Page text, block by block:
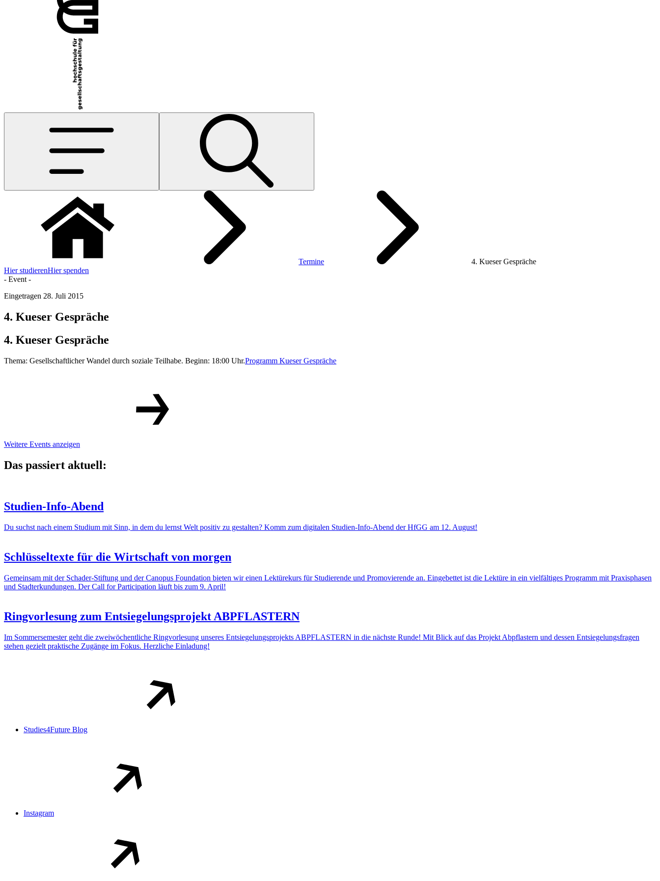
Termine
4. Kueser Gespräche
Hier studierenHier spenden
- Event -
Eingetragen 28. Juli 2015
4. Kueser Gespräche
4. Kueser Gespräche
Thema: Gesellschaftlicher Wan­del durch soziale Teil­habe. Beginn: 18:00 Uhr.Pro­gramm Kueser Gespräche
Weitere Events anzeigen
Das passiert aktuell:
Studien-Info-Abend
Du suchst nach einem Studium mit Sinn, in dem du lernst Welt positiv zu gestalten? Komm zum digitalen Studien-Info-Abend der HfGG am 12. August!
Schlüsseltexte für die Wirtschaft von morgen
Gemeinsam mit der Schader-Stiftung und der Canopus Foundation bieten wir einen Lektürekurs für Studierende und Promovierende an. Eingebettet ist die Lektüre in ein vielfältiges Programm mit Praxisphasen
und Stadterkundungen. Der Call for Participation läuft bis zum 9. April!
Ringvorlesung zum Entsiegelungsprojekt ABPFLASTERN
Im Sommersemester geht die zweiwöchentliche Ringvorlesung unseres Entsiegelungsprojekts ABPFLASTERN in die nächste Runde! Mit Blick auf das Projekt Abpflastern und dessen Entsiegelungsfragen
stehen gezielt praktische Zugänge im Fokus. Herzliche Einladung!
Studies4Future Blog
Instagram